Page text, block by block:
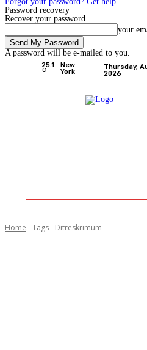
Password recovery
Recover your password
your
A password will be e-mailed to you.
25.1
C
New
York
Thursday,
2026
Home Tags Ditreskrimum